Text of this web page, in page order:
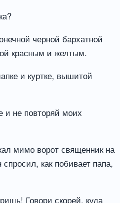
черной бархатной
красным и желтым.
и куртке, вышитой
и не повторяй моих
мимо ворот священник на
как побивает папа,
Говори скорей, куда